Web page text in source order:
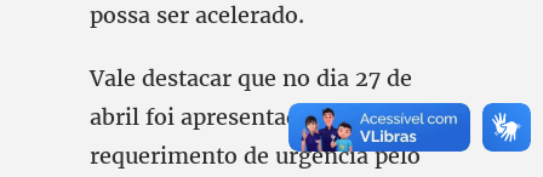
possa ser acelerado.
Vale destacar que no dia 27 de
abril foi apresentado um
requerimento de urgência pelo